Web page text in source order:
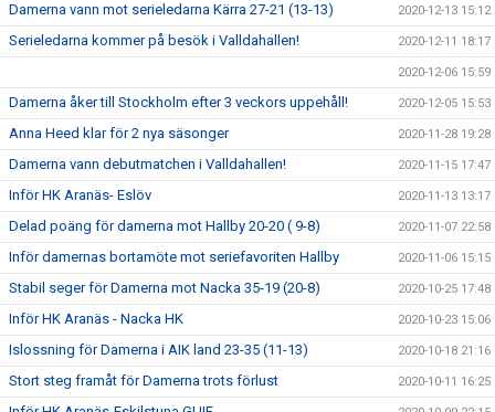
Damerna vann mot serieledarna Kärra 27-21 (13-13) 2020-12-13 15:12
Serieledarna kommer på besök i Valldahallen! 2020-12-11 18:17
2020-12-06 15:59
Damerna åker till Stockholm efter 3 veckors uppehåll! 2020-12-05 15:53
Anna Heed klar för 2 nya säsonger 2020-11-28 19:28
Damerna vann debutmatchen i Valldahallen! 2020-11-15 17:47
Inför HK Aranäs- Eslöv 2020-11-13 13:17
Delad poäng för damerna mot Hallby 20-20 ( 9-8) 2020-11-07 22:58
Inför damernas bortamöte mot seriefavoriten Hallby 2020-11-06 15:15
Stabil seger för Damerna mot Nacka 35-19 (20-8) 2020-10-25 17:48
Inför HK Aranäs - Nacka HK 2020-10-23 15:06
Islossning för Damerna i AIK land 23-35 (11-13) 2020-10-18 21:16
Stort steg framåt för Damerna trots förlust 2020-10-11 16:25